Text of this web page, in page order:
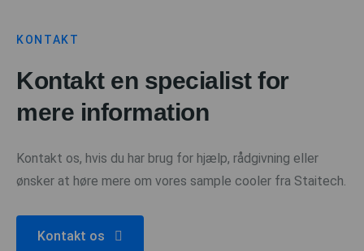
KONTAKT
Kontakt en specialist for
mere information
Kontakt os, hvis du har brug for hjælp, rådgivning eller
ønsker at høre mere om vores sample cooler fra Staitech.
Kontakt os